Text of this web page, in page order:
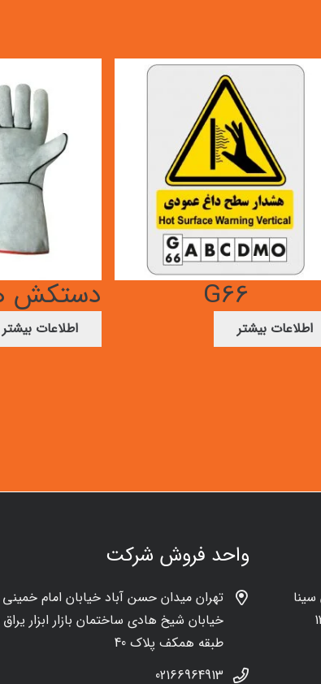
G66
اطلاعات بیشتر
دستکش
اطلاعات بیشتر
واحد فروش شرکت
تهران میدان حسن آباد خیابان امام خمینی
خیابان شیخ هادی ساختمان بازار ابزار
طبقه همکف پلاک 40
02166964913